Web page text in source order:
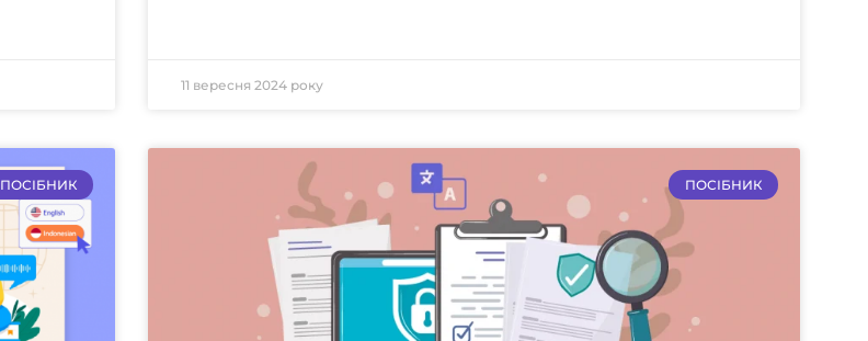
11 вересня 2024 року
ПОСІБНИК ПОСІБНИК